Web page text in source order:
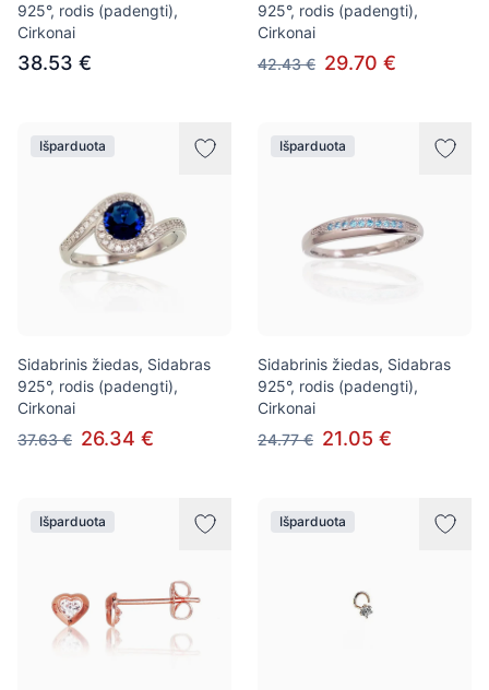
925°, rodis (padengti),
Cirkonai
38.53 €
925°, rodis (padengti),
Cirkonai
42.43 € 29.70 €
Išparduota
Sidabrinis žiedas, Sidabras
925°, rodis (padengti),
Cirkonai
37.63 € 26.34 €
Išparduota
Sidabrinis žiedas, Sidabras
925°, rodis (padengti),
Cirkonai
24.77 € 21.05 €
Išparduota Išparduota